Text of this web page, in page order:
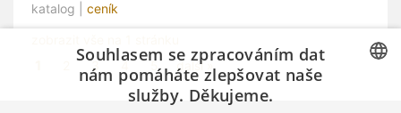
katalog | ceník
3 4 5 další »
Souhlasem se zpracováním dat
nám pomáháte zlepšovat naše
služby. Děkujeme.